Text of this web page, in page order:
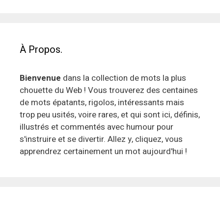
À Propos.
Bienvenue dans la collection de mots la plus
chouette du Web ! Vous trouverez des centaines
de mots épatants, rigolos, intéressants mais
trop peu usités, voire rares, et qui sont ici, définis,
illustrés et commentés avec humour pour
s'instruire et se divertir. Allez y, cliquez, vous
apprendrez certainement un mot aujourd'hui !